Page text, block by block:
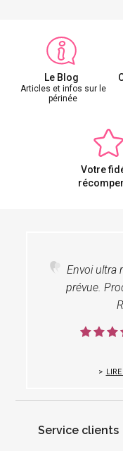
Le Blog
Articles et infos sur le
périnée
Votre
Envoi ultra
prévue.
Service clients